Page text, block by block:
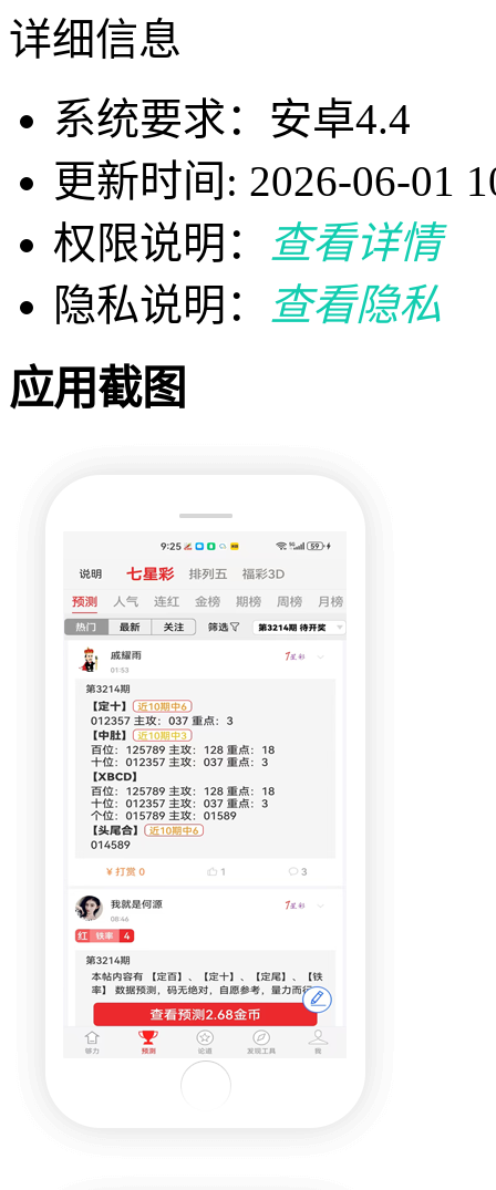
详细信息
系统要求：安卓4.4
更新时间: 2026-06-01
权限说明：
查看详情
隐私说明：
查看隐私
应用截图